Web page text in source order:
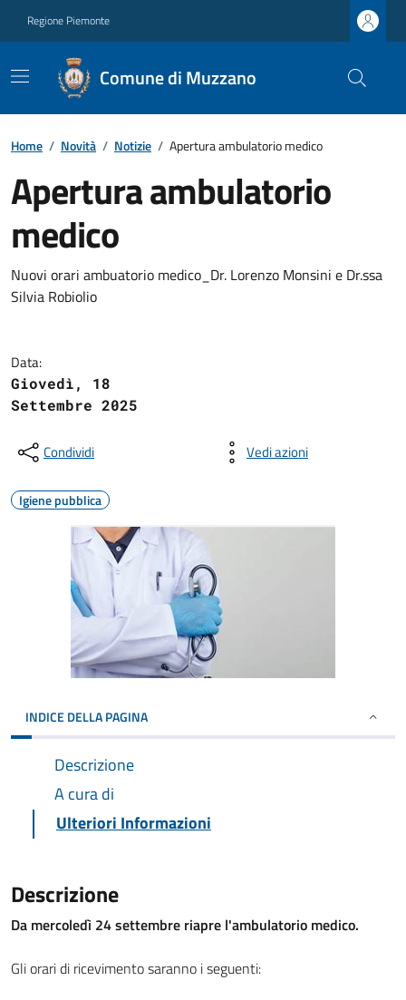
Regione Piemonte
Comune di Muzzano
Home / Novità / Notizie / Apertura ambulatorio medico
Apertura ambulatorio
medico
Nuovi orari ambuatorio medico_Dr. Lorenzo Monsini e Dr.ssa
Silvia Robiolio
Data:
Giovedì, 18
Settembre 2025
Condividi Vedi azioni
Igiene pubblica
INDICE DELLA PAGINA
Descrizione
A cura di
Ulteriori Informazioni
Descrizione
Da mercoledì 24 settembre riapre l'ambulatorio medico.
Gli orari di ricevimento saranno i seguenti: